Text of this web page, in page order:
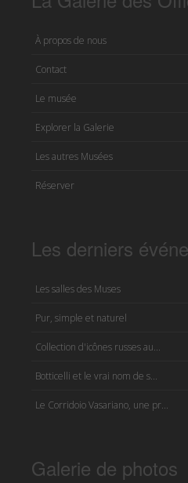
À propos de nous
Contact
Le musée
Explorer la Galerie
Les autres Musées
Réserver
Les derniers
Les salles des Muses
Pur, simple et naturel
Collection d'icônes russes au...
Botticelli et le vrai nom de s...
Le Corridoio Vasariano, une pr...
Galerie de photos